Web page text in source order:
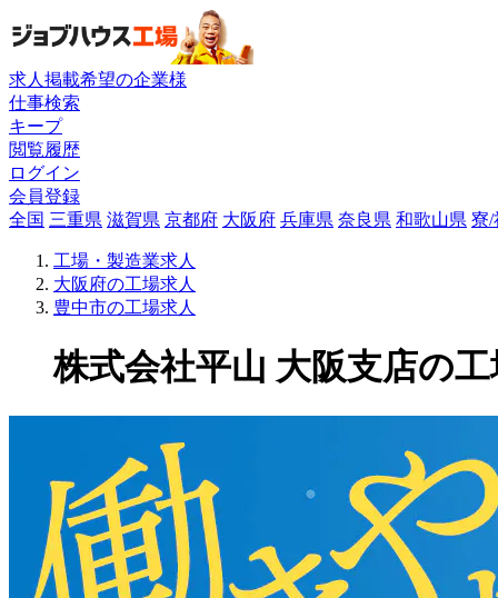
求人掲載希望の企業様
仕事検索
キープ
閲覧履歴
ログイン
会員登録
全国 三重県 滋賀県 京都府 大阪府 兵庫県 奈良県 和歌山県 寮/
工場・製造業求人
大阪府の工場求人
豊中市の工場求人
株式会社平山 大阪支店の工